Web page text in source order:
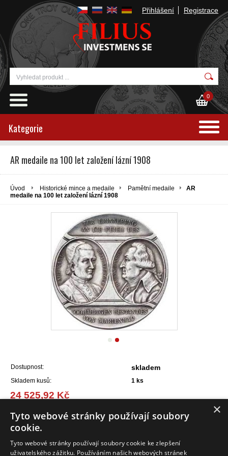
Přihlášení Registrace
0
Kategorie
AR medaile na 100 let založení lázní 1908
Úvod Historické mince a medaile Pamětní medaile
AR
medaile na 100 let založení lázní 1908
Dostupnost: skladem
Skladem kusů: 1 ks
24 525,92 Kč
×
Tyto webové stránky používají soubory
cookie.
Tyto webové stránky používají soubory cookie ke zlepšení
uživatelského zážitku. Používáním našich webových stránek